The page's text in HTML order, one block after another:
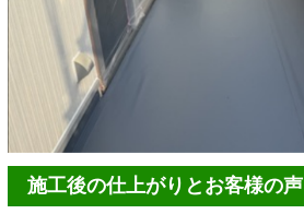
施工後の仕上がりとお客様の声